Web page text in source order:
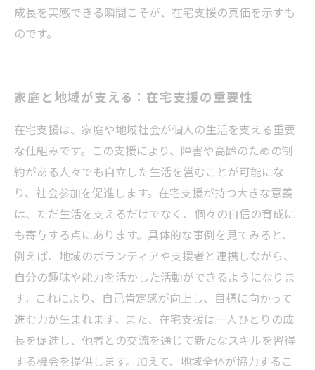
成長を実感できる瞬間こそが、在宅支援の真価を示すも
のです。
家庭と地域が支える：在宅支援の重要性
在宅支援は、家庭や地域社会が個人の生活を支える重要
な仕組みです。この支援により、障害や高齢のための制
約がある人々でも自立した生活を営むことが可能にな
り、社会参加を促進します。在宅支援が持つ大きな意義
は、ただ生活を支えるだけでなく、個々の自信の育成に
も寄与する点にあります。具体的な事例を見てみると、
例えば、地域のボランティアや支援者と連携しながら、
自分の趣味や能力を活かした活動ができるようになりま
す。これにより、自己肯定感が向上し、目標に向かって
進む力が生まれます。また、在宅支援は一人ひとりの成
長を促進し、他者との交流を通じて新たなスキルを習得
する機会を提供します。加えて、地域全体が協力するこ